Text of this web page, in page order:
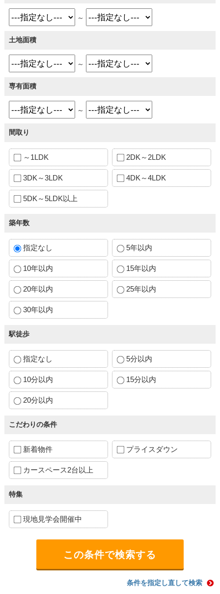
～
土地面積
～
専有面積
～
間取り
～1LDK 2DK～2LDK
3DK～3LDK 4DK～4LDK
5DK～5LDK以上
築年数
指定なし 5年以内
10年以内 15年以内
20年以内 25年以内
30年以内
駅徒歩
指定なし 5分以内
10分以内 15分以内
20分以内
こだわりの条件
新着物件 プライスダウン
カースペース2台以上
特集
現地見学会開催中
条件を指定し直して検索